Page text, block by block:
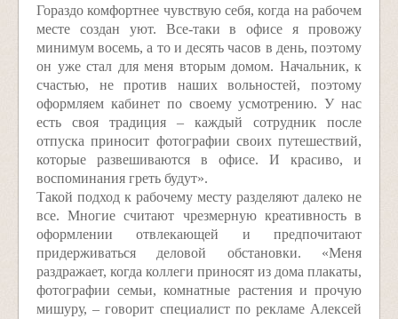
Гораздо комфортнее чувствую себя, когда на рабочем
месте создан уют. Все-таки в офисе я провожу
минимум восемь, а то и десять часов в день, поэтому
он уже стал для меня вторым домом. Начальник, к
счастью, не против наших вольностей, поэтому
оформляем кабинет по своему усмотрению. У нас
есть своя традиция – каждый сотрудник после
отпуска приносит фотографии своих путешествий,
которые развешиваются в офисе. И красиво, и
воспоминания греть будут».
Такой подход к рабочему месту разделяют далеко не
все. Многие считают чрезмерную креативность в
оформлении отвлекающей и предпочитают
придерживаться деловой обстановки. «Меня
раздражает, когда коллеги приносят из дома плакаты,
фотографии семьи, комнатные растения и прочую
мишуру, – говорит специалист по рекламе Алексей